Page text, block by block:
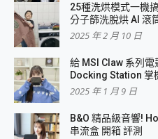
25種洗烘模式一機
分子篩洗脫烘 AI 滾
2025 年 2 月 10 日
給 MSI Claw 系列
Docking Station 掌
2025 年 1 月 9 日
B&O 精品級音響!
串流盒 開箱 評測